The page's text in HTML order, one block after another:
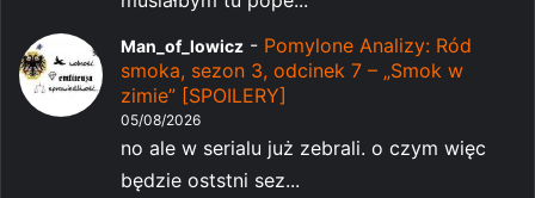
Man_of_lowicz - Pomylone Analizy: Ród
smoka, sezon 3, odcinek 7 – „Smok w
zimie” [SPOILERY]
05/08/2026
no ale w serialu już zebrali. o czym więc
będzie oststni sez...